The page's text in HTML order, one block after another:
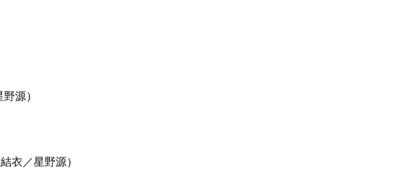
源）
衣／星野源）